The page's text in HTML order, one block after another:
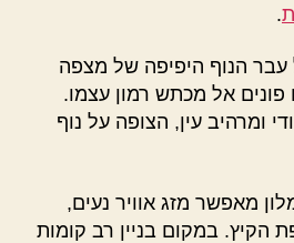
.
עבר הנוף היפיפה של מצפה
פונים אל מכתש רמון עצמו.
ומרהיב עין, הצופה על נוף
מאפשר מזג אוויר נעים,
הקיץ. במקום בניין רב קומות